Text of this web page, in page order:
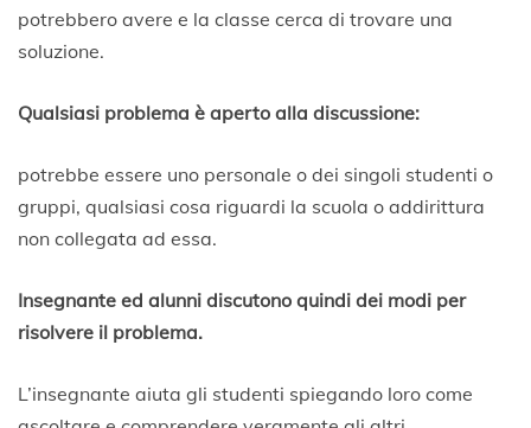
potrebbero avere e la classe cerca di trovare una
soluzione.
Qualsiasi problema è aperto alla discussione:
potrebbe essere uno personale o dei singoli studenti o
gruppi, qualsiasi cosa riguardi la scuola o addirittura
non collegata ad essa.
Insegnante ed alunni discutono quindi dei modi per
risolvere il problema.
L’insegnante aiuta gli studenti spiegando loro come